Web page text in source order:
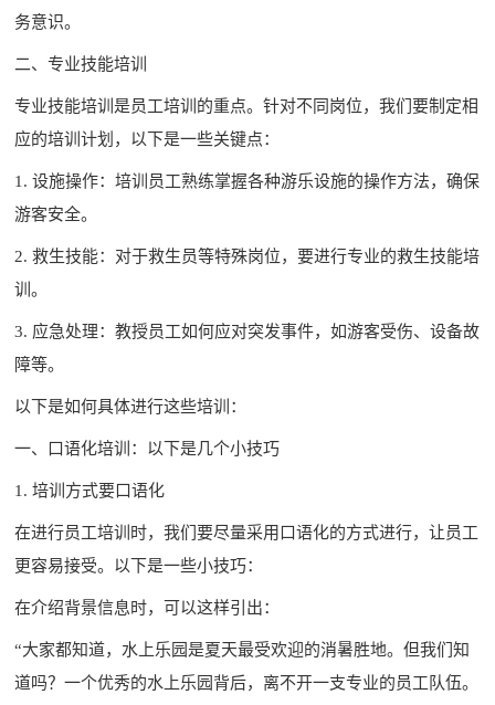
务意识。
二、专业技能培训
专业技能培训是员工培训的重点。针对不同岗位，我们要制定相
应的培训计划，以下是一些关键点：
1. 设施操作：培训员工熟练掌握各种游乐设施的操作方法，确保
游客安全。
2. 救生技能：对于救生员等特殊岗位，要进行专业的救生技能培
训。
3. 应急处理：教授员工如何应对突发事件，如游客受伤、设备故
障等。
以下是如何具体进行这些培训：
一、口语化培训：以下是几个小技巧
1. 培训方式要口语化
在进行员工培训时，我们要尽量采用口语化的方式进行，让员工
更容易接受。以下是一些小技巧：
在介绍背景信息时，可以这样引出：
“大家都知道，水上乐园是夏天最受欢迎的消暑胜地。但我们知
道吗？一个优秀的水上乐园背后，离不开一支专业的员工队伍。